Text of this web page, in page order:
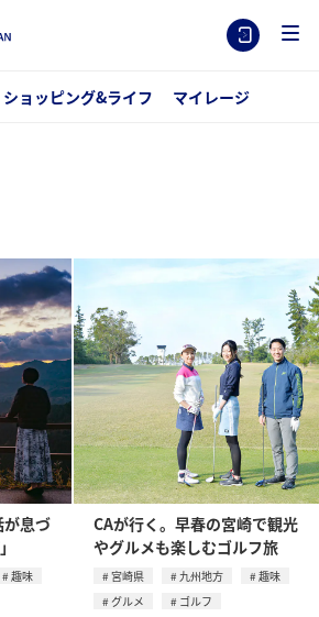
ショッピング&ライフ マイレージ
が息づ
趣味
CAが行く。早春の宮崎で観光
やグルメも楽しむゴルフ旅
宮崎県 九州地方
趣味
グルメ
ゴルフ